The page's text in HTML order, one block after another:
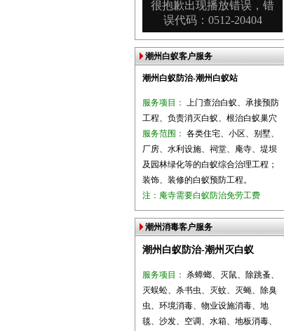
潮州白蚁客户服务
潮州白蚁防治-潮州白蚁站
服务项目： 上门查治白蚁、承接预防
工程、负责消灭白蚁、根治白蚁巢穴
服务范围： 各类住宅、小区、别墅、
厂房、水利设施、祠堂、庵寺、堤坝
及园林绿化等的白蚁综合治理工程；
装饰、装修的白蚁预防工程。
注：庵寺需要白蚁防治免劳工费
潮州消毒客户服务
潮州白蚁防治-潮州灭白蚁
服务项目： 杀蟑螂、灭鼠、除跳蚤、
灭蜈蚣、杀书虫、灭蚊、灭蝇、除臭
虫、环境消毒、物业设施消毒、地
毯、沙发、空调、水箱、地板消毒、